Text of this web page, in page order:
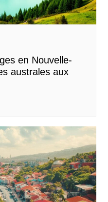
en Nouvelle-
australes aux